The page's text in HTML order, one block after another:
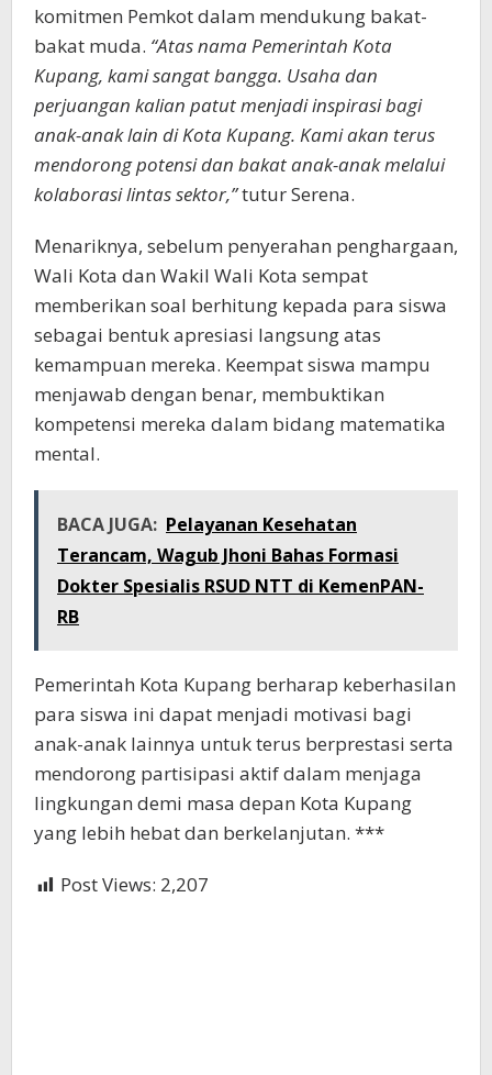
komitmen Pemkot dalam mendukung bakat-
bakat muda. “Atas nama Pemerintah Kota
Kupang, kami sangat bangga. Usaha dan
perjuangan kalian patut menjadi inspirasi bagi
anak-anak lain di Kota Kupang. Kami akan terus
mendorong potensi dan bakat anak-anak melalui
kolaborasi lintas sektor,”tutur Serena.
Menariknya, sebelum penyerahan penghargaan,
Wali Kota dan Wakil Wali Kota sempat
memberikan soal berhitung kepada para siswa
sebagai bentuk apresiasi langsung atas
kemampuan mereka. Keempat siswa mampu
menjawab dengan benar, membuktikan
kompetensi mereka dalam bidang matematika
mental.
BACA JUGA: Pelayanan Kesehatan
Terancam, Wagub Jhoni Bahas Formasi
Dokter Spesialis RSUD NTT di KemenPAN-
RB
Pemerintah Kota Kupang berharap keberhasilan
para siswa ini dapat menjadi motivasi bagi
anak-anak lainnya untuk terus berprestasi serta
mendorong partisipasi aktif dalam menjaga
lingkungan demi masa depan Kota Kupang
yang lebih hebat dan berkelanjutan. ***
Post Views: 2,207